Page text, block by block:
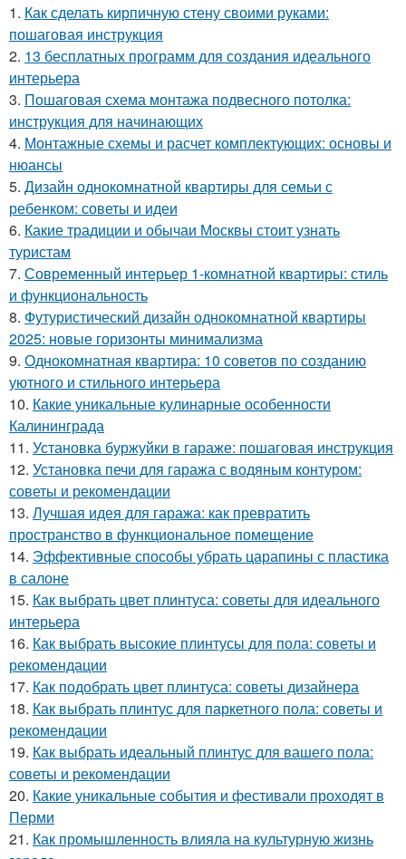
1. Как сделать кирпичную стену своими руками:
пошаговая инструкция
2. 13 бесплатных программ для создания идеального
интерьера
3. Пошаговая схема монтажа подвесного потолка:
инструкция для начинающих
4. Монтажные схемы и расчет комплектующих: основы и
нюансы
5. Дизайн однокомнатной квартиры для семьи с
ребенком: советы и идеи
6. Какие традиции и обычаи Москвы стоит узнать
туристам
7. Современный интерьер 1-комнатной квартиры: стиль
и функциональность
8. Футуристический дизайн однокомнатной квартиры
2025: новые горизонты минимализма
9. Однокомнатная квартира: 10 советов по созданию
уютного и стильного интерьера
10. Какие уникальные кулинарные особенности
Калининграда
11. Установка буржуйки в гараже: пошаговая инструкция
12. Установка печи для гаража с водяным контуром:
советы и рекомендации
13. Лучшая идея для гаража: как превратить
пространство в функциональное помещение
14. Эффективные способы убрать царапины с пластика
в салоне
15. Как выбрать цвет плинтуса: советы для идеального
интерьера
16. Как выбрать высокие плинтусы для пола: советы и
рекомендации
17. Как подобрать цвет плинтуса: советы дизайнера
18. Как выбрать плинтус для паркетного пола: советы и
рекомендации
19. Как выбрать идеальный плинтус для вашего пола:
советы и рекомендации
20. Какие уникальные события и фестивали проходят в
Перми
21. Как промышленность влияла на культурную жизнь